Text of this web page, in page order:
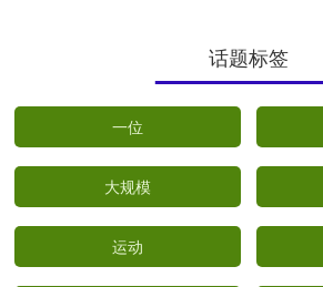
话题标签
一位
大规模
运动